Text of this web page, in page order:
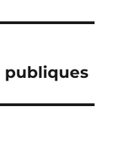
publiques